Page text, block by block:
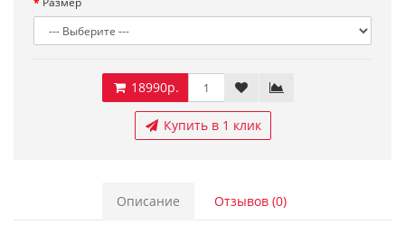
18990р.
Купить в 1 клик
Описание Отзывов (0)